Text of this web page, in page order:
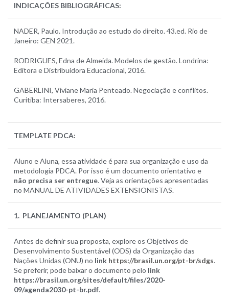
INDICAÇÕES BIBLIOGRÁFICAS:
NADER, Paulo. Introdução ao estudo do direito. 43.ed. Rio de
Janeiro: GEN 2021.
RODRIGUES, Edna de Almeida. Modelos de gestão. Londrina:
Editora e Distribuidora Educacional, 2016.
GABERLINI, Viviane Maria Penteado. Negociação e conflitos.
Curitiba: Intersaberes, 2016.
TEMPLATE PDCA:
Aluno e Aluna, essa atividade é para sua organização e uso da
metodologia PDCA. Por isso é um documento orientativo e
não precisa ser entregue. Veja as orientações apresentadas
no MANUAL DE ATIVIDADES EXTENSIONISTAS.
1. PLANEJAMENTO (PLAN)
Antes de definir sua proposta, explore os Objetivos de
Desenvolvimento Sustentável (ODS) da Organização das
Nações Unidas (ONU) no link https://brasil.un.org/pt-br/sdgs.
Se preferir, pode baixar o documento pelo link
https://brasil.un.org/sites/default/files/2020-
09/agenda2030-pt-br.pdf.